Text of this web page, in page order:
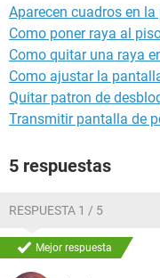
Aparecen cuadros en
Como poner raya al
Como quitar una raya
Como ajustar la
Quitar patron de
Transmitir pantalla de
5 respuestas
RESPUESTA 1 / 5
Mejor respuesta